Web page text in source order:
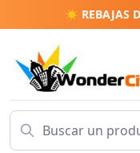
☀️ REBAJAS